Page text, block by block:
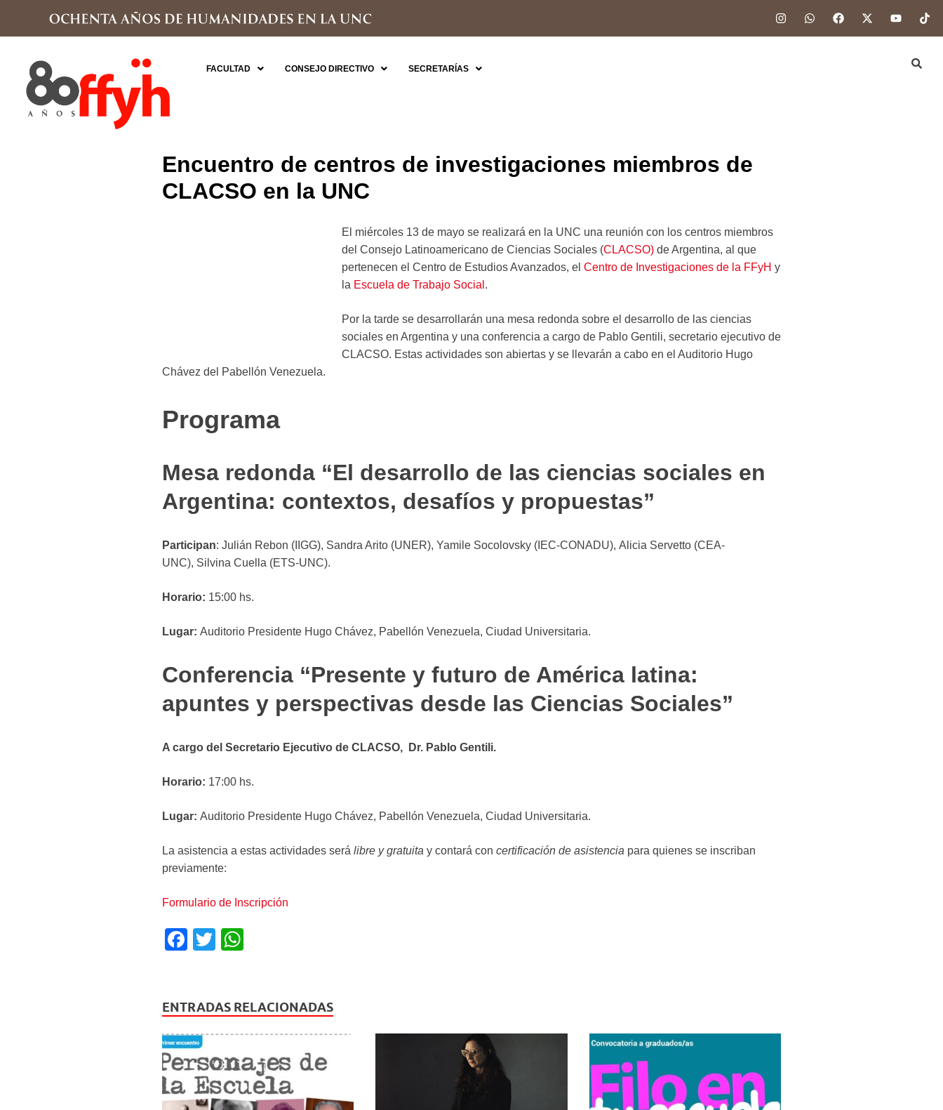
FACULTAD CONSEJO DIRECTIVO SECRETARÍAS
Encuentro de centros de investigaciones miembros de
CLACSO en la UNC
El miércoles 13 de mayo se realizará en la UNC una reunión con los centros miembros
del Consejo Latinoamericano de Ciencias Sociales (CLACSO) de Argentina, al que
pertenecen el Centro de Estudios Avanzados, el Centro de Investigaciones de la FFyH y
la Escuela de Trabajo Social .
Por la tarde se desarrollarán una mesa redonda sobre el desarrollo de las ciencias
sociales en Argentina y una conferencia a cargo de Pablo Gentili, secretario ejecutivo de
CLACSO. Estas actividades son abiertas y se llevarán a cabo en el Auditorio Hugo
Chávez del Pabellón Venezuela.
Programa
Mesa redonda “El desarrollo de las ciencias sociales en
Argentina: contextos, desafíos y propuestas”
Participan: Julián Rebon (IIGG), Sandra Arito (UNER), Yamile Socolovsky (IEC-CONADU), Alicia Servetto (CEA-
UNC), Silvina Cuella (ETS-UNC).
Horario: 15:00 hs.
Lugar: Auditorio Presidente Hugo Chávez, Pabellón Venezuela, Ciudad Universitaria.
Conferencia “Presente y futuro de América latina:
apuntes y perspectivas desde las Ciencias Sociales”
A cargo del Secretario Ejecutivo de CLACSO, Dr. Pablo Gentili.
Horario: 17:00 hs.
Lugar: Auditorio Presidente Hugo Chávez, Pabellón Venezuela, Ciudad Universitaria.
La asistencia a estas actividades será libre y gratuita y contará con certificación de asistencia para quienes se inscriban
previamente:
Formulario de Inscripción
F
e
b
o
o
k
T
er s
A
p
p
ENTRADAS RELACIONADAS